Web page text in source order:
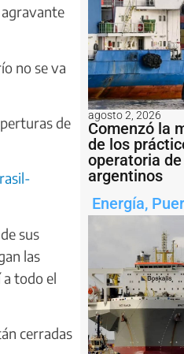
no se va
de
sus
las
a todo el
cerradas
agosto 2, 2026
Comenzó la
de los
operatoria
argentinos
Energía,